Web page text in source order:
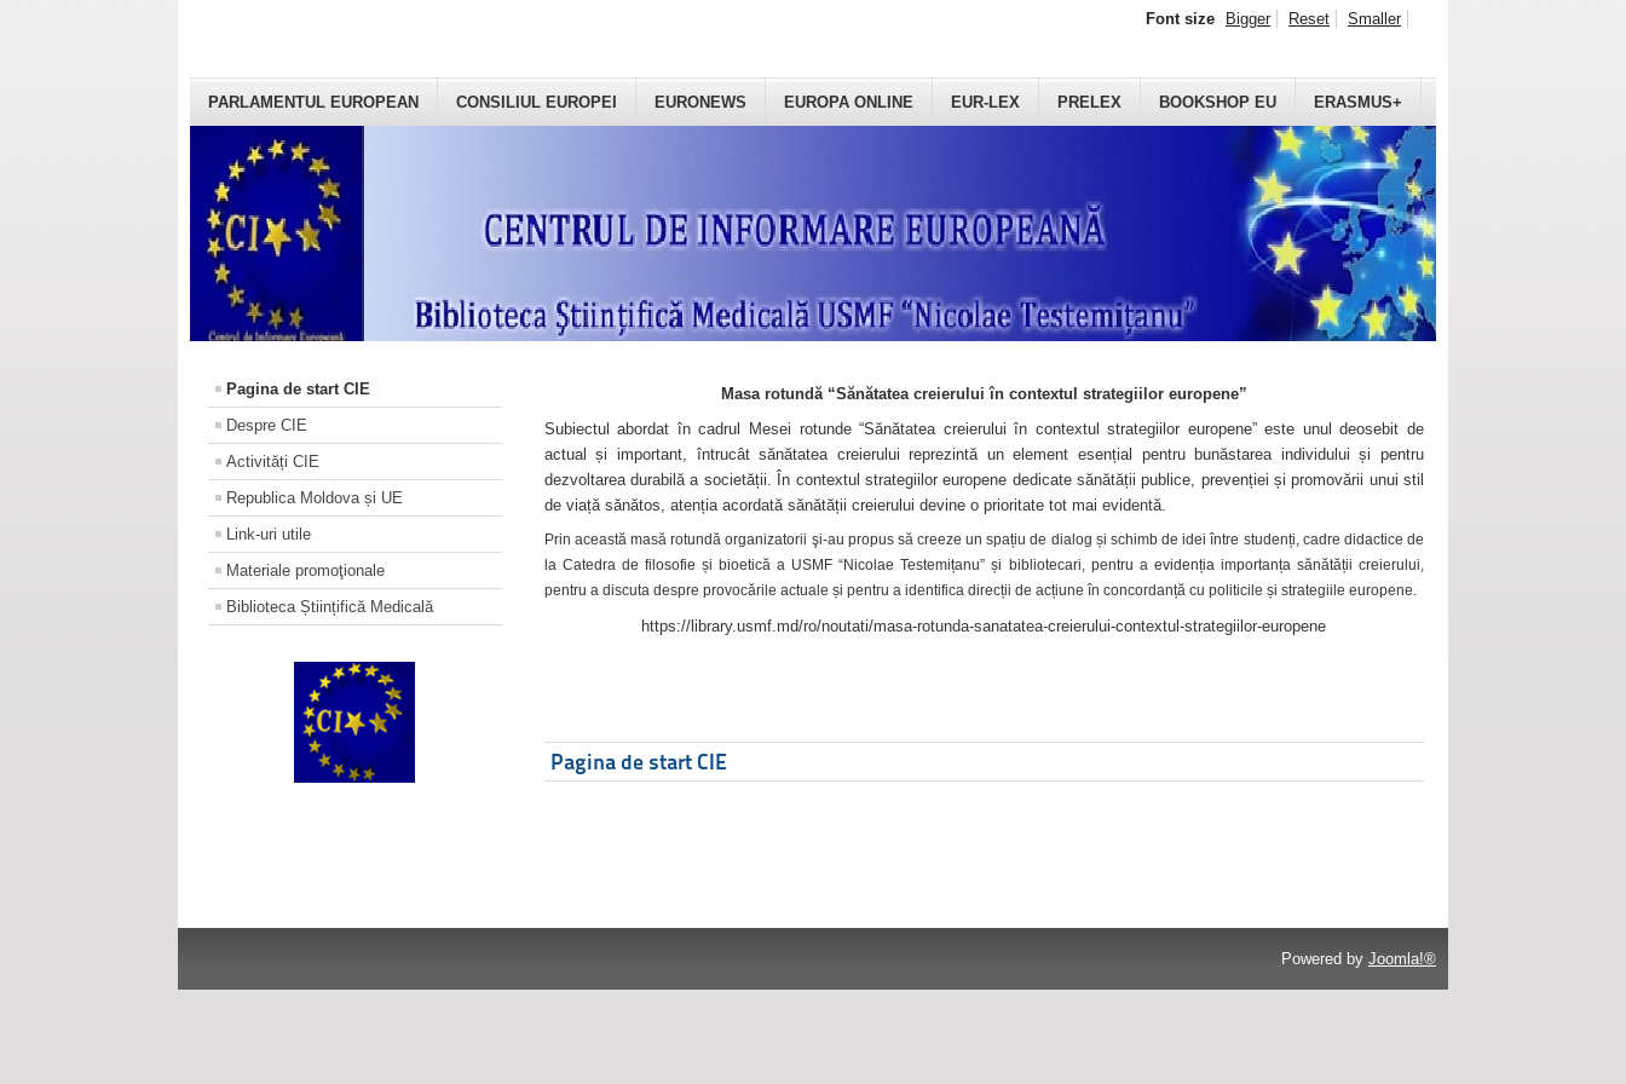
PARLAMENTUL EUROPEAN CONSILIUL EUROPEI EURONEWS EUROPA ONLINE EUR-LEX PRELEX BOOKSHOP EU ERASMUS+
Font size Bigger Reset Smaller
Pagina de start CIE
Despre CIE
Activități CIE
Republica Moldova și UE
Link-uri utile
Materiale promoţionale
Biblioteca Științifică Medicală
Masa rotundă “Sănătatea creierului în contextul strategiilor europene”
Subiectul abordat în cadrul Mesei rotunde “Sănătatea creierului în contextul strategiilor europene” este unul deosebit de
actual și important, întrucât sănătatea creierului reprezintă un element esențial pentru bunăstarea individului și pentru
dezvoltarea durabilă a societății. În contextul strategiilor europene dedicate sănătății publice, prevenției și promovării unui stil
de viață sănătos, atenția acordată sănătății creierului devine o prioritate tot mai evidentă.
Prin această masă rotundă organizatorii şi-au propus să creeze un spațiu de dialog și schimb de idei între studenți, cadre didactice de
la Catedra de filosofie și bioetică a USMF “Nicolae Testemițanu” și bibliotecari, pentru a evidenția importanța sănătății creierului,
pentru a discuta despre provocările actuale și pentru a identifica direcții de acțiune în concordanță cu politicile și strategiile europene.
https://library.usmf.md/ro/noutati/masa-rotunda-sanatatea-creierului-contextul-strategiilor-europene
Pagina de start CIE
Powered by Joomla!®